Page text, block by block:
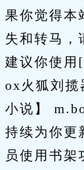
果你觉得本
失和转马，
建议你使
ox火狐刘
小说】
持续为你更
员使用书架